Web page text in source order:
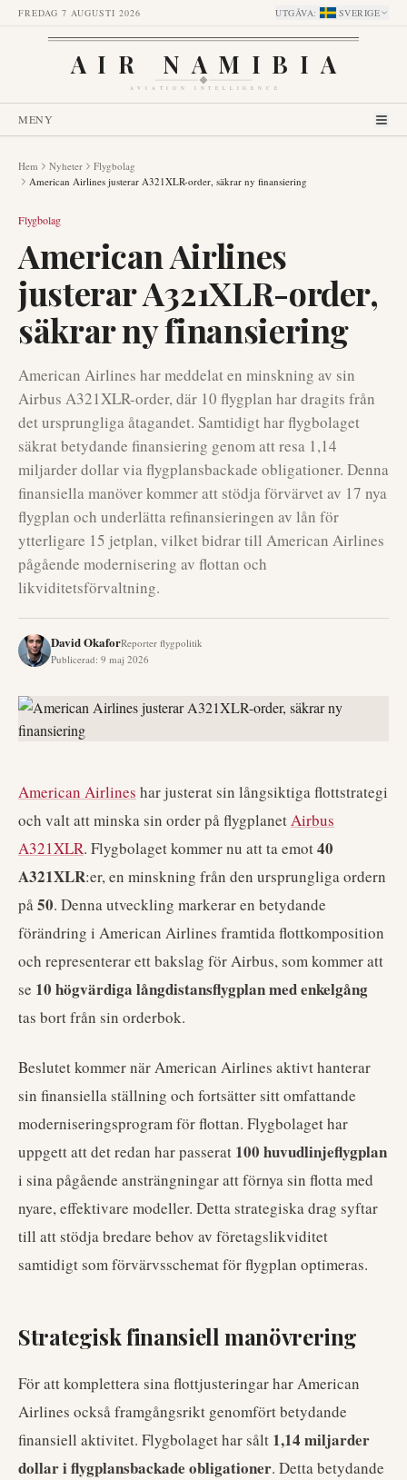
FREDAG 7 AUGUSTI 2026 UTGÅVA: SVERIGE
AIR NAMIBIA
AVIATION INTELLIGENCE
MENY
Hem Nyheter
Flygbolag
American Airlines justerar A321XLR-order, säkrar ny finansiering
Flygbolag
American Airlines
justerar A321XLR-order,
säkrar ny finansiering
American Airlines har meddelat en minskning av sin
Airbus A321XLR-order, där 10 flygplan har dragits från
det ursprungliga åtagandet. Samtidigt har flygbolaget
säkrat betydande finansiering genom att resa 1,14
miljarder dollar via flygplansbackade obligationer. Denna
finansiella manöver kommer att stödja förvärvet av 17 nya
flygplan och underlätta refinansieringen av lån för
ytterligare 15 jetplan, vilket bidrar till American Airlines
pågående modernisering av flottan och
likviditetsförvaltning.
David OkaforReporter flygpolitik
Publicerad: 9 maj 2026
American Airlines har justerat sin långsiktiga flottstrategi
och valt att minska sin order på flygplanetAirbus
A321XLR. Flygbolaget kommer nu att ta emot40
A321XLR:er, en minskning från den ursprungliga ordern
på50. Denna utveckling markerar en betydande
förändring i American Airlines framtida flottkomposition
och representerar ett bakslag för Airbus, som kommer att
se 10 högvärdiga långdistansflygplan med enkelgång
tas bort från sin orderbok.
Beslutet kommer när American Airlines aktivt hanterar
sin finansiella ställning och fortsätter sitt omfattande
moderniseringsprogram för flottan. Flygbolaget har
uppgett att det redan har passerat 100 huvudlinjeflygplan
i sina pågående ansträngningar att förnya sin flotta med
nyare, effektivare modeller. Detta strategiska drag syftar
till att stödja bredare behov av företagslikviditet
samtidigt som förvärvsschemat för flygplan optimeras.
Strategisk finansiell manövrering
För att komplettera sina flottjusteringar har American
Airlines också framgångsrikt genomfört betydande
finansiell aktivitet. Flygbolaget har sålt 1,14 miljarder
dollar i flygplansbackade obligationer. Detta betydande